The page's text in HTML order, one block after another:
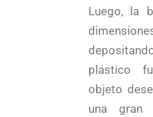
Luego, la
plástico
objeto
una gran